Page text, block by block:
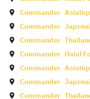
Commander
Commander
Commander
Commander Halal
Commander
Commander
Commander